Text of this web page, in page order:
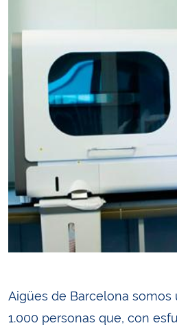
Aigües de Barcelona somos
1.000 personas que, con